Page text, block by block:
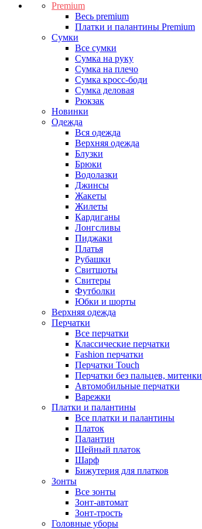
Premium
Весь premium
Платки и палантины Premium
Сумки
Все сумки
Сумка на руку
Сумка на плечо
Сумка кросс-боди
Сумка деловая
Рюкзак
Новинки
Одежда
Вся одежда
Верхняя одежда
Блузки
Брюки
Водолазки
Джинсы
Жакеты
Жилеты
Кардиганы
Лонгсливы
Пиджаки
Платья
Рубашки
Свитшоты
Cвитеры
Футболки
Юбки и шорты
Верхняя одежда
Перчатки
Все перчатки
Классические перчатки
Fashion перчатки
Перчатки Touch
Перчатки без пальцев, митенки
Автомобильные перчатки
Варежки
Платки и палантины
Все платки и палантины
Платок
Палантин
Шейный платок
Шарф
Бижутерия для платков
Зонты
Все зонты
Зонт-автомат
Зонт-трость
Головные уборы